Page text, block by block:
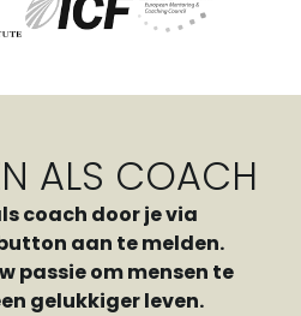
ALS COACH
coach door je via
aan te melden.
passie om mensen te
gelukkiger leven.